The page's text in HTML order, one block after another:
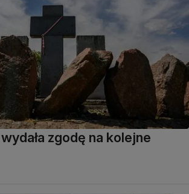
zgodę na kolejne